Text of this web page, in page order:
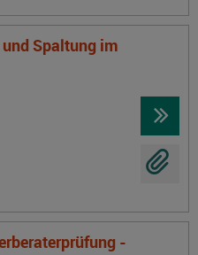
Spaltung im
-